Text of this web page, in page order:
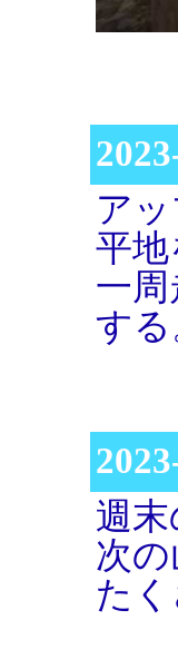
ア
平
一
する
週
次
た